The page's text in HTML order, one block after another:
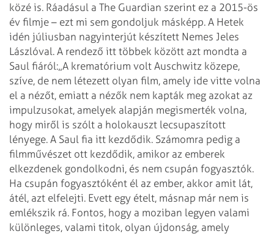
közé is. Ráadásul a The Guardian szerint ez a 2015-ös
év filmje – ezt mi sem gondoljuk másképp. A Hetek
idén júliusban nagyinterjút készített Nemes Jeles
Lászlóval. A rendező itt többek között azt mondta a
Saul fiáról:„A krematórium volt Auschwitz közepe,
szíve, de nem létezett olyan film, amely ide vitte volna
el a nézőt, emiatt a nézők nem kapták meg azokat az
impulzusokat, amelyek alapján megismerték volna,
hogy miről is szólt a holokauszt lecsupaszított
lényege. A Saul fia itt kezdődik. Számomra pedig a
filmművészet ott kezdődik, amikor az emberek
elkezdenek gondolkodni, és nem csupán fogyasztók.
Ha csupán fogyasztóként él az ember, akkor amit lát,
átél, azt elfelejti. Evett egy ételt, másnap már nem is
emlékszik rá. Fontos, hogy a moziban legyen valami
különleges, valami titok, olyan újdonság, amely